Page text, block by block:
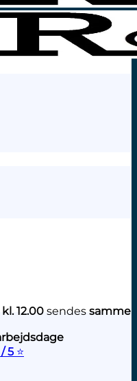
kl. 12.00 sendes samme
5 ⭐